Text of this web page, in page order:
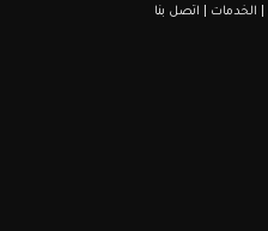
الخدمات اتصل بنا